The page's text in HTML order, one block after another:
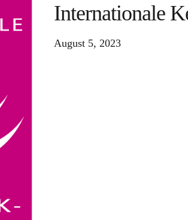
Internationale
August 5, 2023